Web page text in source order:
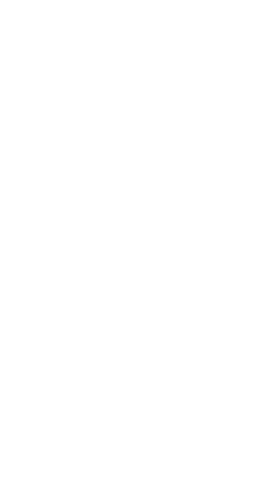
– Schwarz - XS
- S